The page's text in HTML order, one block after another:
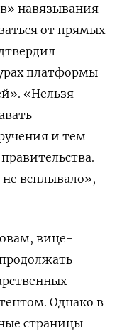
навязывания
от прямых
платформы
«Нельзя
и тем
всплывало»,
вице-
Однако в
страницы